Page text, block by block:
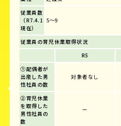
従業員数
（R7.4.1
現在）
5～9
従業員の育児休業取得状況
R5
①配偶者が
出産した男
性社員の数
対象者なし
②育児休業
を取得した
男性社員の
数
ー